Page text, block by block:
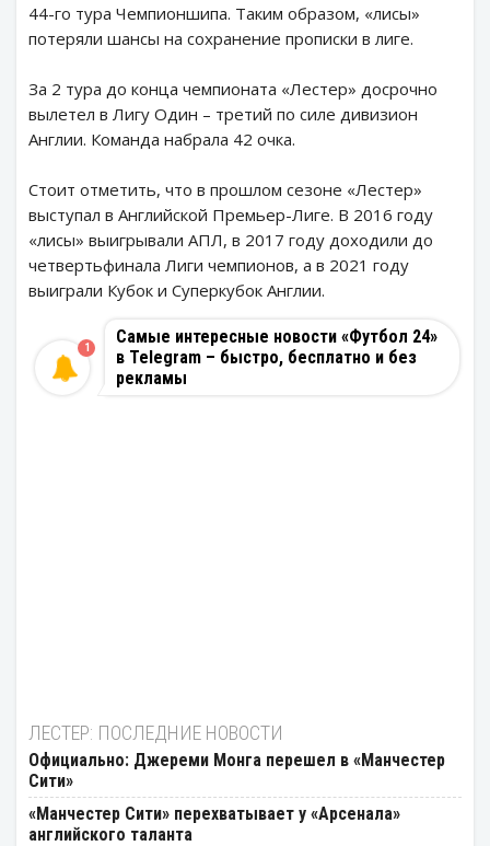
44-го тура Чемпионшипа. Таким образом, «лисы»
потеряли шансы на сохранение прописки в лиге.
За 2 тура до конца чемпионата «Лестер» досрочно
вылетел в Лигу Один – третий по силе дивизион
Англии. Команда набрала 42 очка.
Стоит отметить, что в прошлом сезоне «Лестер»
выступал в Английской Премьер-Лиге. В 2016 году
«лисы» выигрывали АПЛ, в 2017 году доходили до
четвертьфинала Лиги чемпионов, а в 2021 году
выиграли Кубок и Суперкубок Англии.
Самые интересные новости «Футбол 24»
в Telegram – быстро, бесплатно и без
рекламы
1
ЛЕСТЕР: ПОСЛЕДНИЕ НОВОСТИ
Официально: Джереми Монга перешел в «Манчестер
Сити»
«Манчестер Сити» перехватывает у «Арсенала»
английского таланта